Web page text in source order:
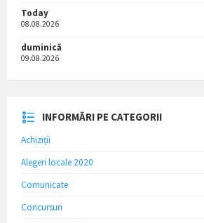
Today
08.08.2026
duminică
09.08.2026
INFORMĂRI PE CATEGORII
Achiziții
Alegeri locale 2020
Comunicate
Concursuri